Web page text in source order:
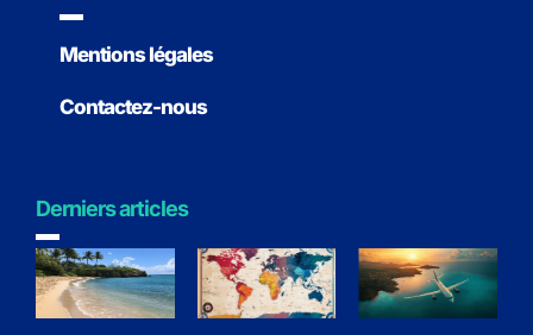
Mentions légales
Contactez-nous
Derniers articles